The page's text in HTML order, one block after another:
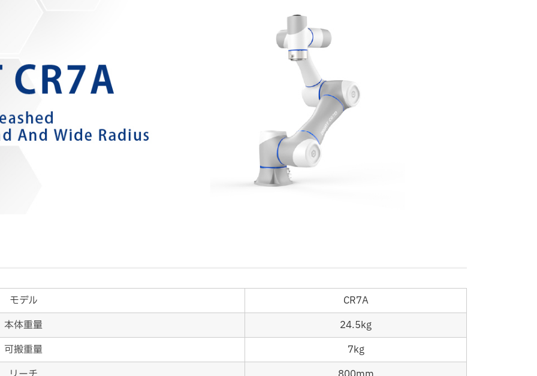
モデル
CR7A
本体重量
24.5kg
可搬重量
7kg